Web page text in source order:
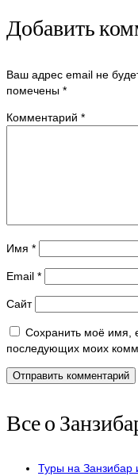
Добавить
Ваш адрес email не
помечены *
Комментарий *
Имя *
Email *
Сайт
Сохранить моё имя,
последующих моих
Все о
Туры на Занзибар